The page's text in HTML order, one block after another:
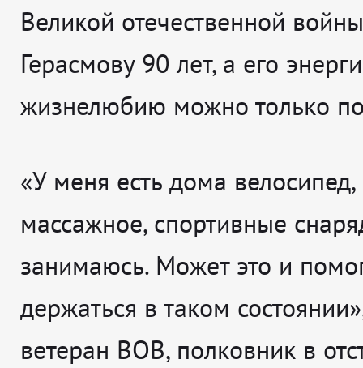
Великой отечественной
Герасмову 90 лет, а его
жизнелюбию можно только
«У меня есть дома велосипед,
массажное, спортивные
занимаюсь. Может это и
держаться в таком
ветеран ВОВ, полковник в